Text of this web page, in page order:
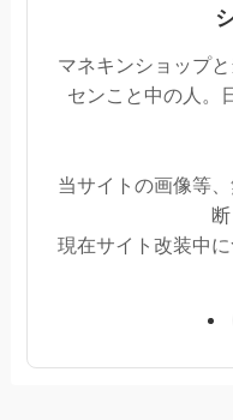
マネキンショップ
センこと中の人。
当サイトの画像等
現在サイト改装中